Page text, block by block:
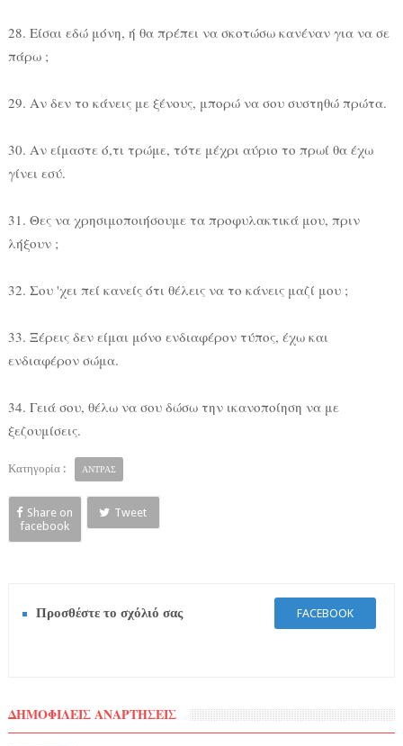
28. Είσαι εδώ μόνη, ή θα πρέπει να σκοτώσω κανέναν για να σε
πάρω ;
29. Αν δεν το κάνεις με ξένους, μπορώ να σου συστηθώ πρώτα.
30. Αν είμαστε ό,τι τρώμε, τότε μέχρι αύριο το πρωί θα έχω
γίνει εσύ.
31. Θες να χρησιμοποιήσουμε τα προφυλακτικά μου, πριν
λήξουν ;
32. Σου 'χει πεί κανείς ότι θέλεις να το κάνεις μαζί μου ;
33. Ξέρεις δεν είμαι μόνο ενδιαφέρον τύπος, έχω και
ενδιαφέρον σώμα.
34. Γειά σου, θέλω να σου δώσω την ικανοποίηση να με
ξεζουμίσεις.
Κατηγορία : ΑΝΤΡΑΣ
Share on
facebook
Tweet
Προσθέστε το σχόλιό σας FACEBOOK
ΔΗΜΟΦΙΛΕΙΣ ΑΝΑΡΤΗΣΕΙΣ